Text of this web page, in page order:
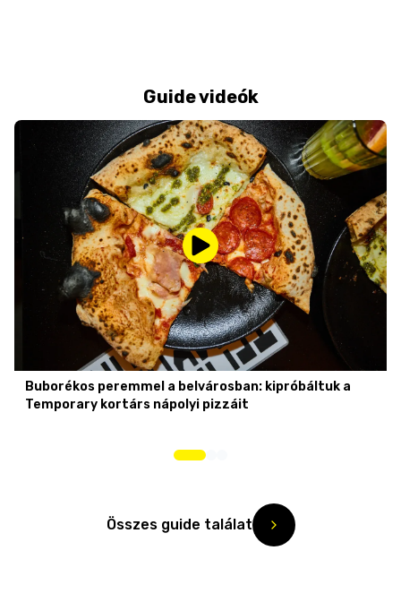
Guide videók
Buborékos peremmel a belvárosban: kipróbáltuk a
Temporary kortárs nápolyi pizzáit
Összes guide találat